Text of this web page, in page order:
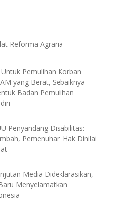
Reforma Agraria
Pemulihan Korban
yang Berat, Sebaiknya
Badan Pemulihan
Penyandang Disabilitas:
Pemenuhan Hak Dinilai
Media Dideklarasikan,
Menyelamatkan